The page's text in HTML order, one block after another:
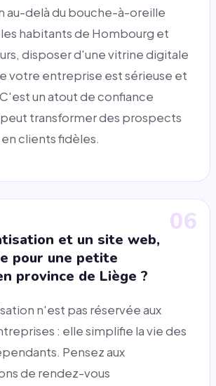
au-delà du bouche-à-oreille
les habitants de Hombourg et
disposer d'une vitrine digitale
votre entreprise est sérieuse et
un atout de confiance
peut transformer des prospects
clients fidèles.
06
et un site web,
pour une petite
province de Liège ?
n'est pas réservée aux
: elle simplifie la vie des
Pensez aux
de rendez-vous